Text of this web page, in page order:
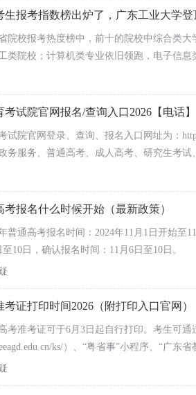
什么时候公布
生报考指数榜出炉了，广东工业大学登
院校报考热度榜中，前十的院校中综合类
类院校；计算机类专业依旧领跑，电子信
铁饭碗”的教师是众多考生心目中的香饽饽
考试院官网报名/查询入口2026【电话】
试院官网登录、查询、报名入口网址为：
务服务、普通高考、成人高考、研究生考
块。
考报名什么时候开始（最新政策）
普通高考报名时间：2024年11月1日开始至
10日，确认报名时间：11月6日至10日。
考证打印时间2026（附打印入口官网）
考准考证可于6月3日起自行打印。考生可
ks/）、“粤省事”小程序、“广
下载高考准考证。